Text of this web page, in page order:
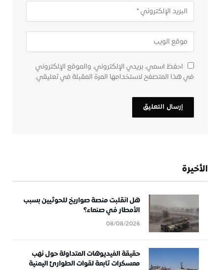
احفظ اسمي، بريدي الإلكتروني، والموقع الإلكتروني
في هذا المتصفح لاستخدامها المرة المقبلة في تعليقي.
الأخيرة
هل انقلبت منصة صواريخ للحوثيين بسبب
الأمطار في صنعاء؟
08/08/2026
حقيقة الفيديوهات المتداولة حول نهب
معسكرات تابعة لقوات الطوارئ اليمنية